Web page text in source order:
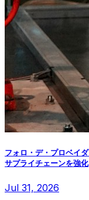
フォロ・デ・プロベイ
サプライチェーンを強化
Jul 31, 2026